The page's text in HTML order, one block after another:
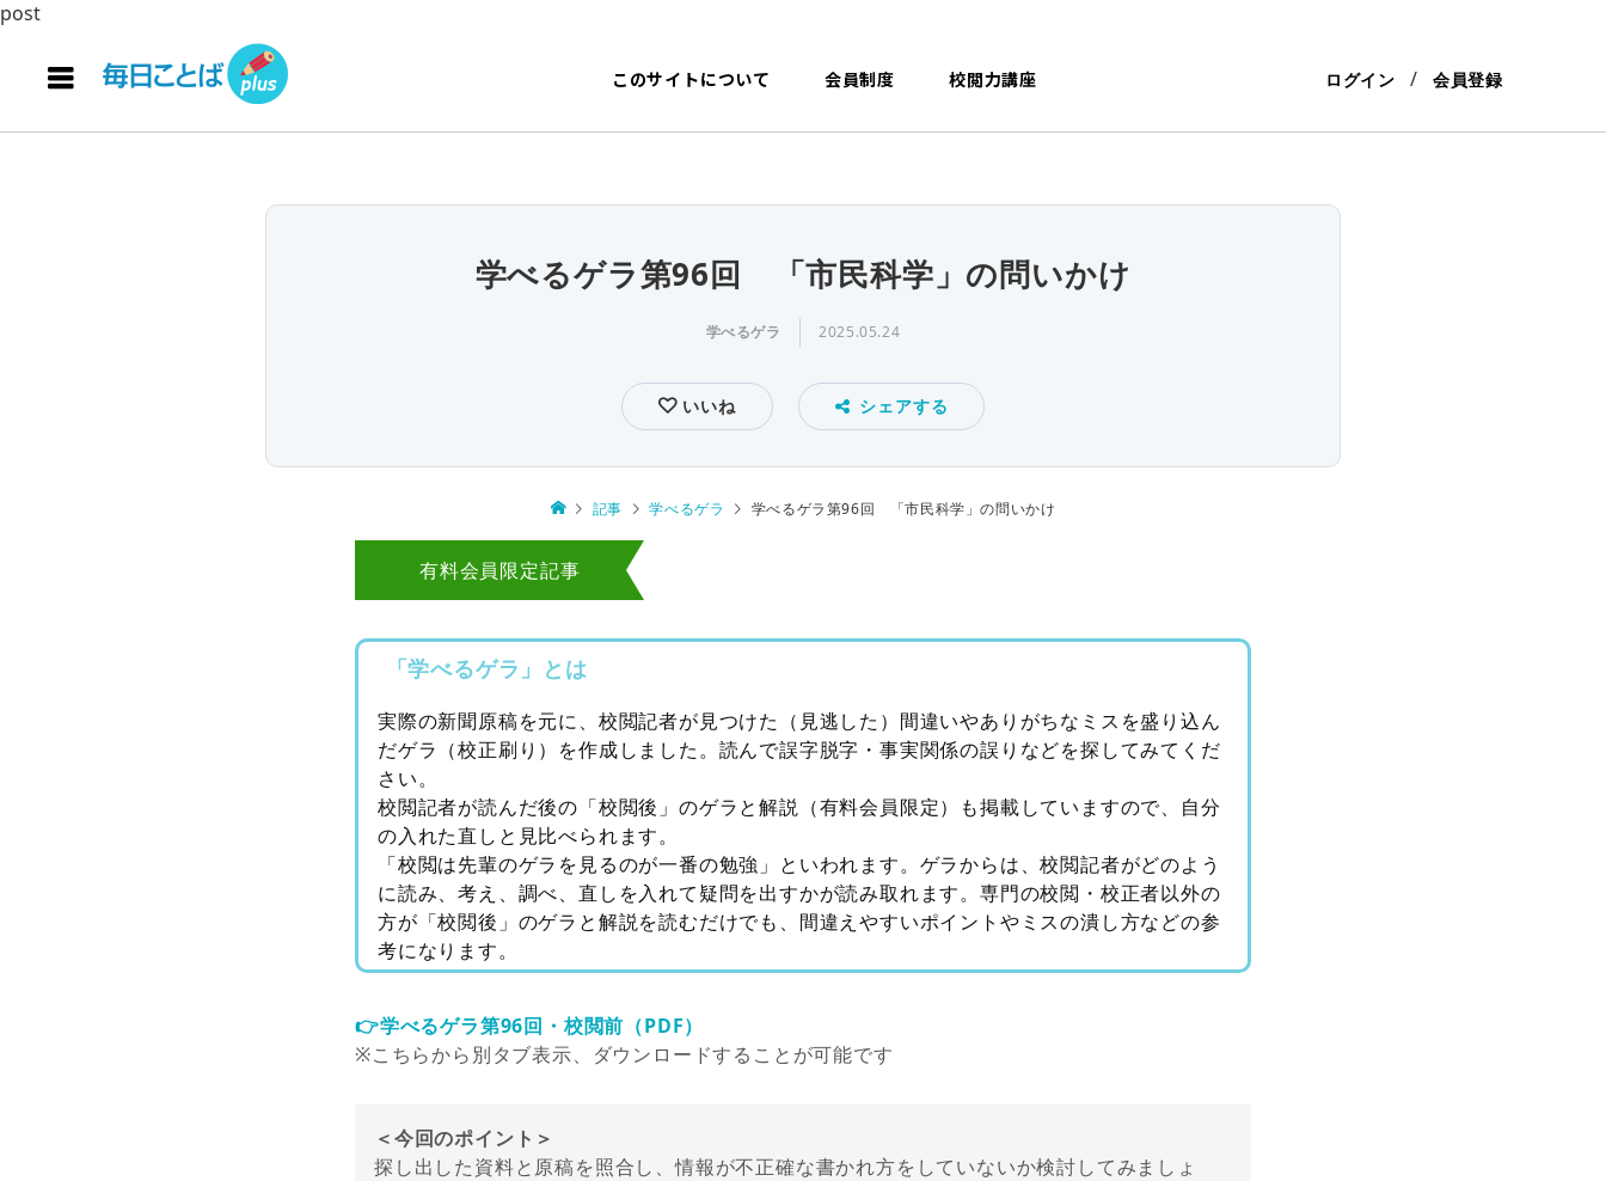
post
このサイトについて 会員制度 校閲力講座 ログイン 会員登録
学べるゲラ第96回 「市民科学」の問いかけ
学べるゲラ 2025.05.24
いいね シェアする
記事 学べるゲラ 学べるゲラ第96回 「市民科学」の問いかけ
有料会員限定記事
「学べるゲラ」とは
実際の新聞原稿を元に、校閲記者が見つけた（見逃した）間違いやありがちなミスを盛り込ん
だゲラ（校正刷り）を作成しました。読んで誤字脱字・事実関係の誤りなどを探してみてくだ
さい。
校閲記者が読んだ後の「校閲後」のゲラと解説（有料会員限定）も掲載していますので、自分
の入れた直しと見比べられます。
「校閲は先輩のゲラを見るのが一番の勉強」といわれます。ゲラからは、校閲記者がどのよう
に読み、考え、調べ、直しを入れて疑問を出すかが読み取れます。専門の校閲・校正者以外の
方が「校閲後」のゲラと解説を読むだけでも、間違えやすいポイントやミスの潰し方などの参
考になります。
👉学べるゲラ第96回・校閲前（PDF）
※こちらから別タブ表示、ダウンロードすることが可能です
＜今回のポイント＞
探し出した資料と原稿を照合し、情報が不正確な書かれ方をしていないか検討してみましょ